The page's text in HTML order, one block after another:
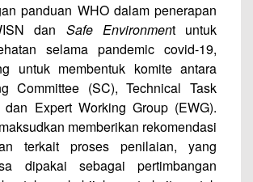
panduan WHO dalam penerapan
dan Safe Environment untuk
selama pandemic covid-19,
untuk membentuk komite antara
Committee (SC), Technical Task
Expert Working Group (EWG).
memberikan rekomendasi
terkait proses penilaian, yang
dipakai sebagai pertimbangan